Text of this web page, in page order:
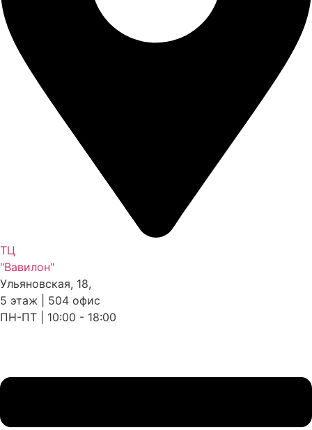
ТЦ
"Вавилон"
Ульяновская, 18,
5 этаж | 504 офис
ПН-ПТ | 10:00 - 18:00